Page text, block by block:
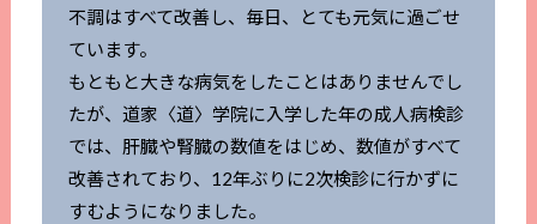
不調はすべて改善し、毎日、とても元気に過ごせ
ています。
もともと大きな病気をしたことはありませんでし
たが、道家〈道〉学院に入学した年の成人病検診
では、肝臓や腎臓の数値をはじめ、数値がすべて
改善されており、12年ぶりに2次検診に行かずに
すむようになりました。